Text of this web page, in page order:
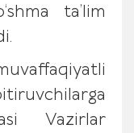
ta’lim
Vazirlar